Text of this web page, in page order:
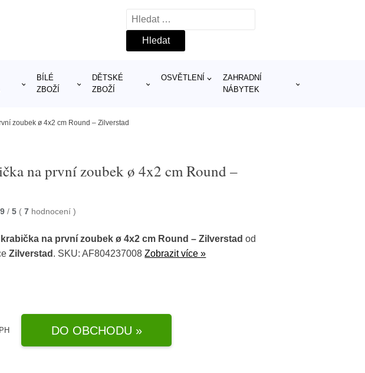
Vyhledávání
BÍLÉ
ZBOŽÍ
DĚTSKÉ
ZBOŽÍ
OSVĚTLENÍ
ZAHRADNÍ
NÁBYTEK
zoubek ø 4x2 cm Round – Zilverstad
na první zoubek ø 4x2 cm Round –
/ 5 ( 7 hodnocení)
na první zoubek ø 4x2 cm Round – Zilverstad od
Zilverstad . SKU: AF804237008Zobrazit více »
DO OBCHODU »